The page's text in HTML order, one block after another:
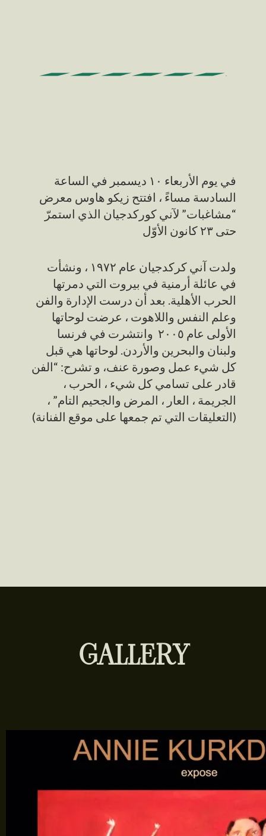
في يوم الأربعاء ١٠ ديسمبر في الساعة
السادسة مساءً ، افتتح زيكو هاوس معرض
“مشاغبات” ﻵني كوركدجيان الذي استمرّ
حتى ٢٣ كانون الأوّل
ولدت آني كركدجيان عام ١٩٧٢ ، ونشأت
في عائلة أرمنية في بيروت التي دمرتها
الحرب الأهلية. بعد أن درست الإدارة والفن
وعلم النفس واللاهوت ، عرضت لوحاتها
الأولى عام ٢٠٠٥ وانتشرت في فرنسا
ولبنان والبحرين والأردن. لوحاتها هي قبل
كل شيء عمل وصورة عنف، و تشرح: “الفن
قادر على تسامي كل شيء ، الحرب ،
الجريمة ، العار ، المرض والجحيم التام” ،
(التعليقات التي تم جمعها على موقع الفنانة)
GALLERY